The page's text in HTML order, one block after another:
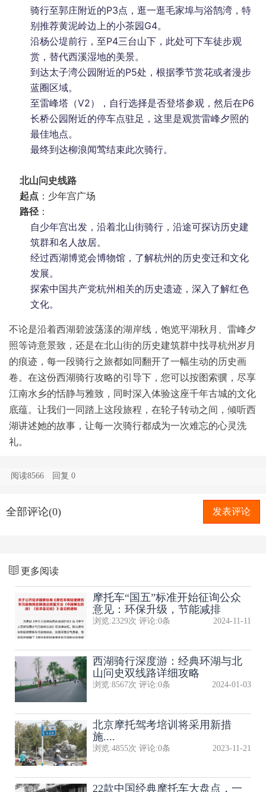
骑行至郭庄附近的P3点，逛一逛毛家埠与浴鹄湾，特
别推荐黄泥岭边上的小茶园G4。
沿杨公堤前行，至P4三台山下，此处可下车徒步观
赏，替代西溪湿地的美景。
到达太子湾公园附近的P5处，根据季节赏花或者漫步
蓝圈区域。
至雷峰塔（V2），自行选择是否登塔参观，然后在P6
长桥公园附近的停车点驻足，这里是观赏雷峰夕照的
最佳地点。
最终到达柳浪闻莺结束此次骑行。
北山问史线路
起点 ：少年宫广场
路径 ：
自少年宫出发，沿着北山街骑行，沿途可探访历史建
筑群和名人故居。
经过西湖博览会博物馆，了解杭州的历史变迁和文化
发展。
探索中国共产党杭州相关的历史遗迹，深入了解红色
文化。
不论是沿着西湖碧波荡漾的湖岸线，饱览平湖秋月、雷峰夕
照等诗意景致，还是在北山街的历史建筑群中找寻杭州岁月
的痕迹，每一段骑行之旅都如同翻开了一幅生动的历史画
卷。在这份西湖骑行攻略的引导下，您可以按图索骥，尽享
江南水乡的恬静与雅致，同时深入体验这座千年古城的文化
底蕴。让我们一同踏上这段旅程，在轮子转动之间，倾听西
湖讲述她的故事，让每一次骑行都成为一次难忘的心灵洗
礼。
阅读8566 回复0
全部评论(0) 发表评论
更多阅读
摩托车“国五”标准开始征询公众
意见：环保升级，节能减排
浏览:2329次 评论:0条 2024-11-11
西湖骑行深度游：经典环湖与北
山问史双线路详细攻略
浏览:8567次 评论:0条 2024-01-03
北京摩托驾考培训将采用新措
施....
浏览:4855次 评论:0条 2023-11-21
22款中国经典摩托车大盘点，一